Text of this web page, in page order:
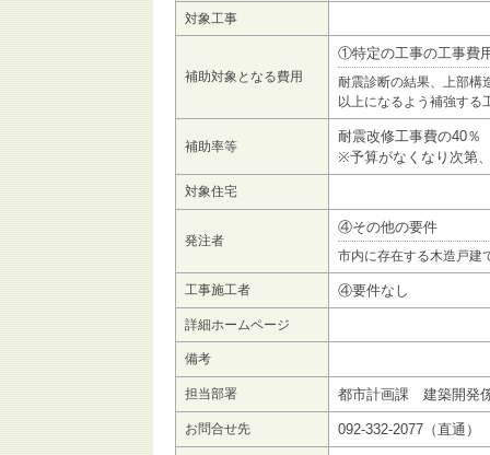
対象工事
補助対象となる費用
①特定の工事の工事費
耐震診断の結果、上部構
以上になるよう補強する
補助率等
耐震改修工事費の40％
※予算がなくなり次第
対象住宅
発注者
④その他の要件
市内に存在する木造戸建
工事施工者 ④要件なし
詳細ホームページ
備考
担当部署 都市計画課 建築開発
お問合せ先 092-332-2077（直通）